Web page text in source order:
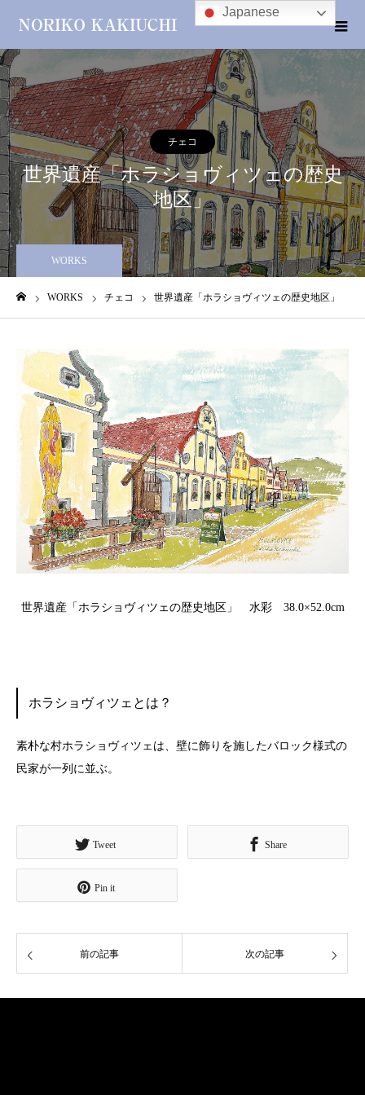
チェコ
世界遺産「ホラショヴィツェの歴史
地区」
WORKS
WORKS チェコ 世界遺産「ホラショヴィツェの歴史地区」
世界遺産「ホラショヴィツェの歴史地区」 水彩 38.0×52.0cm
ホラショヴィツェとは？
素朴な村ホラショヴィツェは、壁に飾りを施したバロック様式の
民家が一列に並ぶ。
Tweet Share
Pin it
前の記事 次の記事
Japanese